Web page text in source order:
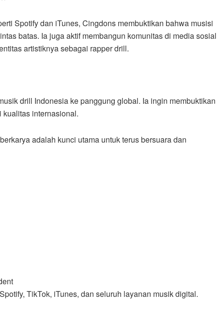
Spotify dan iTunes, Cingdons membuktikan bahwa musisi
batas. Ia juga aktif membangun komunitas di media sosial
artistiknya sebagai rapper drill.
drill Indonesia ke panggung global. Ia ingin membuktikan
internasional.
adalah kunci utama untuk terus bersuara dan
TikTok, iTunes, dan seluruh layanan musik digital.